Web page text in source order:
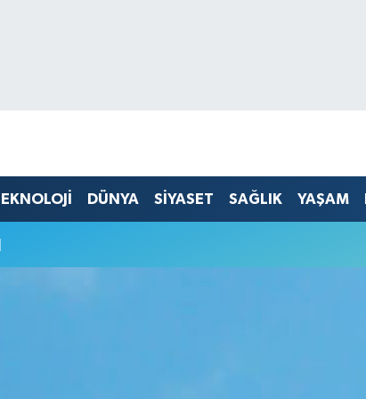
DÜNYA SİYASET SAĞLIK YAŞAM